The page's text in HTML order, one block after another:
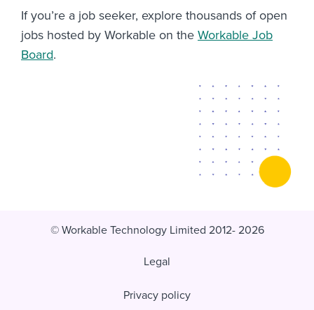
If you’re a job seeker, explore thousands of open
jobs hosted by Workable on the Workable Job
Board.
© Workable Technology Limited 2012- 2026
Legal
Privacy policy